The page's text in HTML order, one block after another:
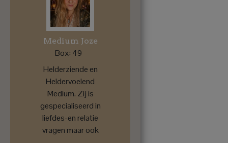
Medium Joze
Box: 49
Helderziende en
Heldervoelend
Medium. Zij is
gespecialiseerd in
liefdes-en relatie
vragen maar ook